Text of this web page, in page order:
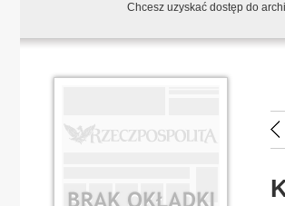
Chcesz uzyskać dostęp do